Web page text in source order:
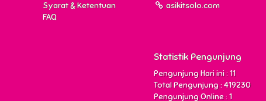
Syarat & Ketentuan
FAQ
asikitsolo.com
Statistik Pengunjung
Pengunjung Hari ini : 11
Total Pengunjung : 419230
Pengunjung Online : 1